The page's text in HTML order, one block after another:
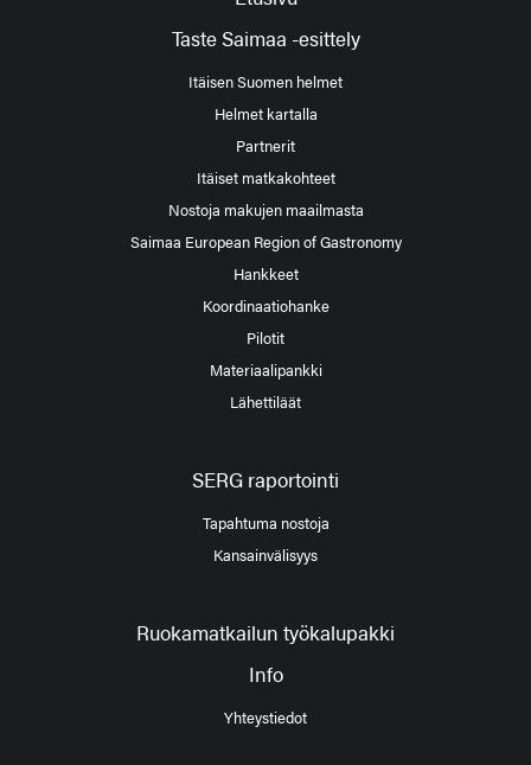
Taste Saimaa -esittely
Itäisen Suomen helmet
Helmet kartalla
Partnerit
Itäiset matkakohteet
Nostoja makujen maailmasta
Saimaa European Region of Gastronomy
Hankkeet
Koordinaatiohanke
Pilotit
Materiaalipankki
Lähettiläät
SERG raportointi
Tapahtuma nostoja
Kansainvälisyys
Ruokamatkailun työkalupakki
Info
Yhteystiedot